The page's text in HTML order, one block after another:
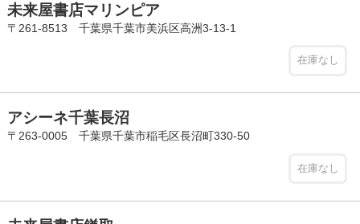
未来屋書店マリンピア
〒261-8513 千葉県千葉市美浜区高洲3-13-1
在庫なし
アシーネ千葉長沼
〒263-0005 千葉県千葉市稲毛区長沼町330-50
在庫なし